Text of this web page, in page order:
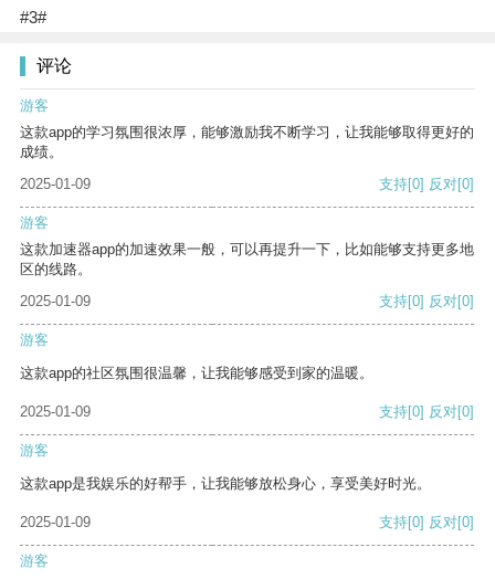
#3#
评论
游客
这款app的学习氛围很浓厚，能够激励我不断学习，让我能够取得更好的
成绩。
2025-01-09
支持[0] 反对[0]
游客
这款加速器app的加速效果一般，可以再提升一下，比如能够支持更多地
区的线路。
2025-01-09
支持[0] 反对[0]
游客
这款app的社区氛围很温馨，让我能够感受到家的温暖。
2025-01-09 支持[0] 反对[0]
游客
这款app是我娱乐的好帮手，让我能够放松身心，享受美好时光。
2025-01-09 支持[0] 反对[0]
游客